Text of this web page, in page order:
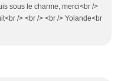
sous le charme, merci<br />
/> <br /> <br /> Yolande<br